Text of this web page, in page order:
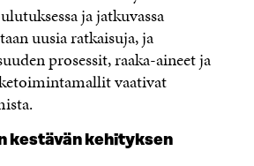
ja jatkuvassa
uusia ratkaisuja, ja
prosessit, raaka-aineet ja
vaativat
kestävän kehityksen